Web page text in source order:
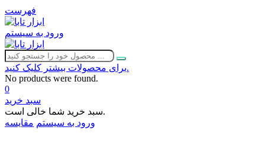
فهرست
ورود به سیستم
برای محصولات بیشتر کلیک کنید.
No products were found.
0
سبد خرید
سبد خرید شما خالی است.
ورود به سیستم مقایسه